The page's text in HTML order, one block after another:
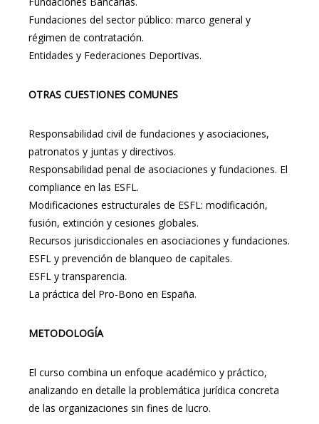
Fundaciones del sector público: marco general y
régimen de contratación.
Entidades y Federaciones Deportivas.
OTRAS CUESTIONES COMUNES
Responsabilidad civil de fundaciones y asociaciones,
patronatos y juntas y directivos.
Responsabilidad penal de asociaciones y fundaciones. El
compliance en las ESFL.
Modificaciones estructurales de ESFL: modificación,
fusión, extinción y cesiones globales.
Recursos jurisdiccionales en asociaciones y fundaciones.
ESFL y prevención de blanqueo de capitales.
ESFL y transparencia.
La práctica del Pro-Bono en España.
METODOLOGÍA
El curso combina un enfoque académico y práctico,
analizando en detalle la problemática jurídica concreta
de las organizaciones sin fines de lucro.